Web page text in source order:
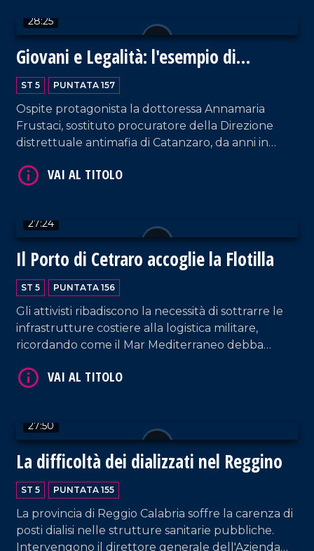
Penale di Reggio Calabria, Francesco Siclari.
28:25
Giovani e Legalità: l'esempio di
Annamaria Frustaci
ST 5 PUNTATA 157
Ospite protagonista la dottoressa Annamaria
Frustaci, sostituto procuratore della Direzione
distrettuale antimafia di Catanzaro, da anni in
criminali, soprattutto nel Vibonese. La conduzione
27:24
Il Porto di Cetraro accoglie la Flotilla
ST 5 PUNTATA 156
Gli attivisti ribadiscono la necessità di sottrarre le
infrastrutture costiere alla logistica militare,
ricordando come il Mar Mediterraneo debba
Interventi da parte del sindaco di Cetraro,
Arcavacata per l'accesso e il sostegno agli studenti
rifugiati; del giornalista palestinese Bassam Saleh.
Approfondimento in esterna a cura di Francesco
La Luna.
27:50
La difficoltà dei dializzati nel Reggino
ST 5 PUNTATA 155
La provincia di Reggio Calabria soffre la carenza di
posti dialisi nelle strutture sanitarie pubbliche.
Intervengono il direttore generale dell'Azienda
VAI AL TITOLO
VAI AL TITOLO